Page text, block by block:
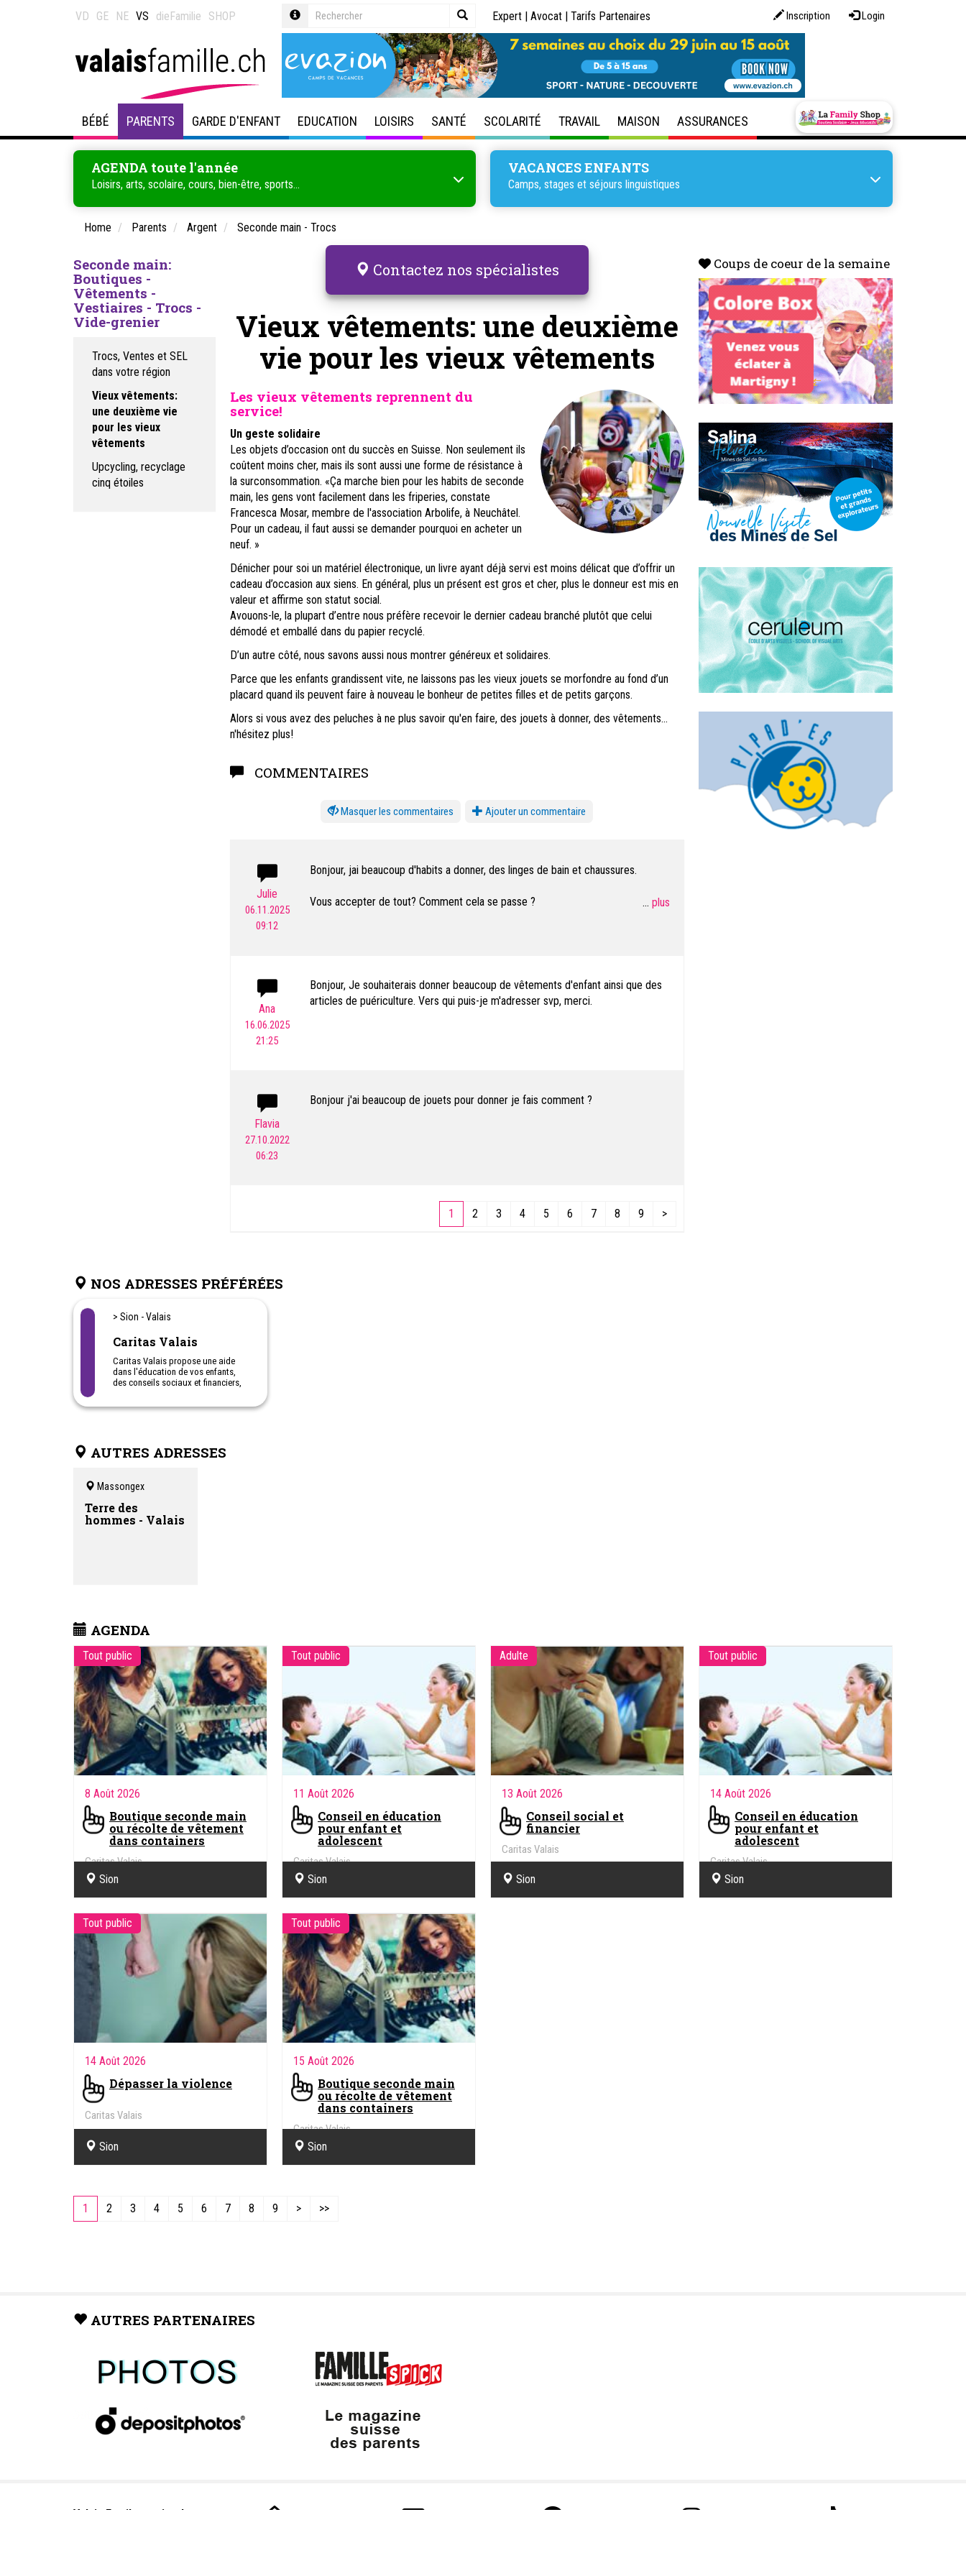
VD GE NE VS dieFamilie SHOP Inscription Login
Expert | Avocat | Tarifs Partenaires
BÉBÉ PARENTS GARDE D'ENFANT EDUCATION LOISIRS SANTÉ SCOLARITÉ TRAVAIL MAISON ASSURANCES
AGENDA toute l'année
Loisirs, arts, scolaire, cours, bien-être, sports...
VACANCES ENFANTS
Camps, stages et séjours linguistiques
Home Parents Argent Seconde main - Trocs
Seconde main:
Boutiques -
Vêtements -
Vestiaires - Trocs -
Vide-grenier
Trocs, Ventes et SEL
dans votre région
Vieux vêtements:
une deuxième vie
pour les vieux
vêtements
Upcycling, recyclage
cinq étoiles
Contactez nos spécialistes
Vieux vêtements: une deuxième
vie pour les vieux vêtements
Les vieux vêtements reprennent du
service!
Un geste solidaire
Les objets d’occasion ont du succès en Suisse. Non seulement ils
coûtent moins cher, mais ils sont aussi une forme de résistance à
la surconsommation. «Ça marche bien pour les habits de seconde
main, les gens vont facilement dans les friperies, constate
Francesca Mosar, membre de l'association Arbolife, à Neuchâtel.
Pour un cadeau, il faut aussi se demander pourquoi en acheter un
neuf. »
Dénicher pour soi un matériel électronique, un livre ayant déjà servi est moins délicat que d’offrir un
cadeau d’occasion aux siens. En général, plus un présent est gros et cher, plus le donneur est mis en
valeur et affirme son statut social.
Avouons-le, la plupart d’entre nous préfère recevoir le dernier cadeau branché plutôt que celui
démodé et emballé dans du papier recyclé.
D’un autre côté, nous savons aussi nous montrer généreux et solidaires.
Parce que les enfants grandissent vite, ne laissons pas les vieux jouets se morfondre au fond d’un
placard quand ils peuvent faire à nouveau le bonheur de petites filles et de petits garçons.
Alors si vous avez des peluches à ne plus savoir qu'en faire, des jouets à donner, des vêtements...
n'hésitez plus!
COMMENTAIRES
les commentaires Ajouter un commentaire
Julie
06.11.2025
09:12
Bonjour, jai beaucoup d'habits a donner, des linges de bain et chaussures.
Vous accepter de tout? Comment cela se passe ? ...
Ana
16.06.2025
21:25
Bonjour, Je souhaiterais donner beaucoup de vêtements d'enfant ainsi que des
articles de puériculture. Vers qui puis-je m'adresser svp, merci.
Flavia
27.10.2022
06:23
Bonjour j'ai beaucoup de jouets pour donner je fais comment ?
1 2 3 4 5 6 7 8 9 >
Coups de coeur de la semaine
NOS ADRESSES PRÉFÉRÉES
> Sion - Valais
Caritas Valais
Caritas Valais propose une aide
dans l'éducation de vos enfants,
des conseils sociaux et financiers,
violences, ainsi qu'une boutique à
AUTRES ADRESSES
Massongex
Terre des
hommes - Valais
AGENDA
Tout public
8 Août 2026
Boutique seconde main
ou récolte de vêtement
dans containers
Caritas Valais
Sion
Tout public
11 Août 2026
Conseil en éducation
pour enfant et
adolescent
Caritas Valais
Sion
Adulte
13 Août 2026
Conseil social et
financier
Caritas Valais
Sion
Tout public
14 Août 2026
Conseil en éducation
pour enfant et
adolescent
Caritas Valais
Sion
Tout public
14 Août 2026
Dépasser la violence
Caritas Valais
Sion
Tout public
15 Août 2026
Boutique seconde main
ou récolte de vêtement
dans containers
Caritas Valais
Sion
1 2 3 4 5 6 7 8 9 > >>
AUTRES PARTENAIRES
Valais Family, un site du